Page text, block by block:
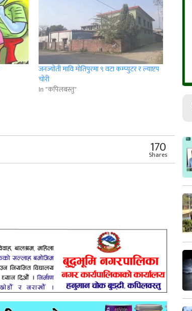
जनज्योती मावि मोतिपुरमा ९ वटा कम्प्युटर र ल्याप्टप
चोरी
In "कपिलबस्तु"
170
Shares